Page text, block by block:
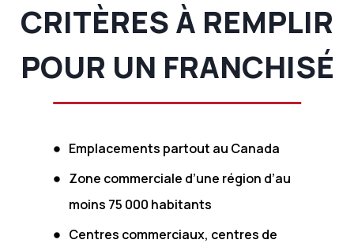
CRITÈRES À REMPLIR
POUR UN FRANCHISÉ
Emplacements partout au Canada
Zone commerciale d’une région d’au
moins 75 000 habitants
Centres commerciaux, centres de